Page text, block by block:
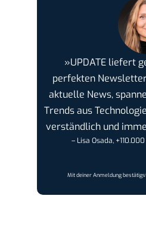
»UPDATE liefert
perfekten
aktuelle News,
Trends aus
verständlich und
– Lisa Osada,
Mit deiner Anmeldung